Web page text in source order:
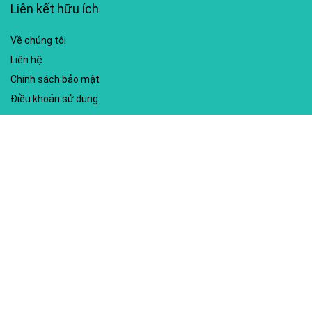
Liên kết hữu ích
Về chúng tôi
Liên hệ
Chính sách bảo mật
Điều khoản sử dụng